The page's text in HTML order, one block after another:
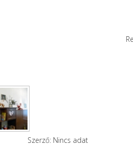
Szerző: Nincs adat